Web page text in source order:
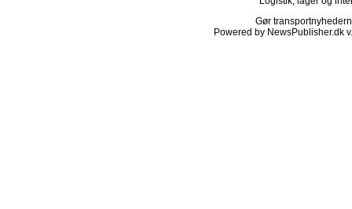
Gør
Powered by NewsPublisher.dk